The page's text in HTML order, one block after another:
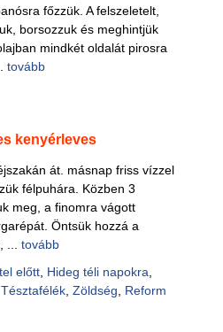
főzzük. A felszeletelt,
borsozzuk és meghintjük
mindkét oldalát pirosra
tovább
kenyérleves
át. másnap friss vízzel
félpuhára. Közben 3
meg, a finomra vágott
Öntsük hozzá a
... tovább
előtt, Hideg téli napokra
Tésztafélék, Zöldség
Reform